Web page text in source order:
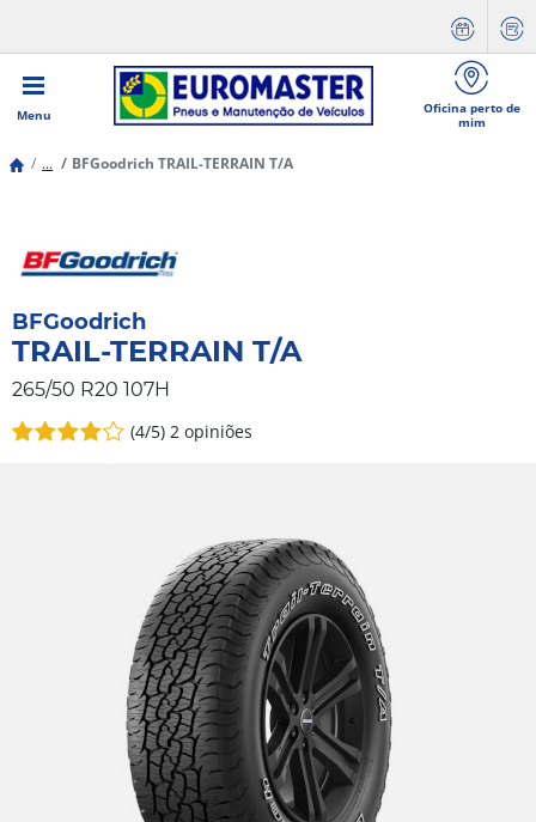
Menu
Oficina perto de
mim
... BFGoodrich TRAIL-TERRAIN T/A
BFGoodrich
TRAIL-TERRAIN T/A
265/50 R20 107H
(4/5) 2 opiniões